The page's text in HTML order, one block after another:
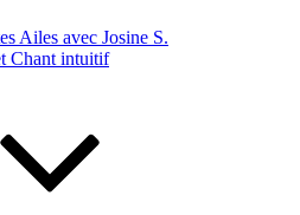
Ailes avec Josine S.
Chant intuitif